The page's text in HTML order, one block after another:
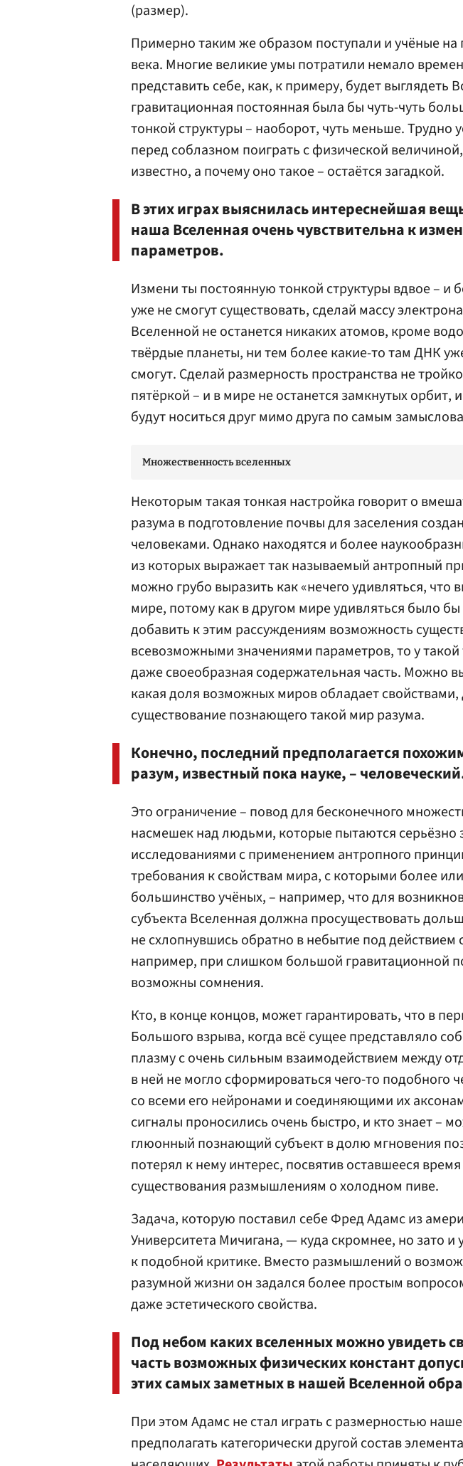
(размер).
Примерно таким же образом поступали и учёные на
века. Многие великие умы потратили немало
представить себе, как, к примеру, будет выглядеть
гравитационная постоянная была бы чуть-чуть
тонкой структуры – наоборот, чуть меньше. Трудно
перед соблазном поиграть с физической
известно, а почему оно такое – остаётся загадкой.
В этих играх выяснилась интереснейшая
наша Вселенная очень чувствительна к
параметров.
Измени ты постоянную тонкой структуры вдвое – и
уже не смогут существовать, сделай массу
Вселенной не останется никаких атомов, кроме
твёрдые планеты, ни тем более какие-то там ДНК
смогут. Сделай размерность пространства не
пятёркой – и в мире не останется замкнутых орбит,
будут носиться друг мимо друга по самым
Множественность вселенных
Некоторым такая тонкая настройка говорит о
разума в подготовление почвы для заселения
человеками. Однако находятся и более
из которых выражает так называемый антропный
можно грубо выразить как «нечего удивляться, что
мире, потому как в другом мире удивляться было
добавить к этим рассуждениям возможность
всевозможными значениями параметров, то у такой
даже своеобразная содержательная часть. Можно
какая доля возможных миров обладает
существование познающего такой мир разума.
Конечно, последний предполагается
разум, известный пока науке, –
Это ограничение – повод для бесконечного
насмешек над людьми, которые пытаются серьёзно
исследованиями с применением антропного
требования к свойствам мира, с которыми более
большинство учёных, – например, что для
субъекта Вселенная должна просуществовать
не схлопнувшись обратно в небытие под действием
например, при слишком большой гравитационной
возможны сомнения.
Кто, в конце концов, может гарантировать, что в
Большого взрыва, когда всё сущее представляло
плазму с очень сильным взаимодействием между
в ней не могло сформироваться чего-то подобного
со всеми его нейронами и соединяющими их
сигналы проносились очень быстро, и кто знает –
глюонный познающий субъект в долю мгновения
потерял к нему интерес, посвятив оставшееся время
существования размышлениям о холодном пиве.
Задача, которую поставил себе Фред Адамс из
Университета Мичигана, — куда скромнее, но зато и
к подобной критике. Вместо размышлений о
разумной жизни он задался более простым
даже эстетического свойства.
Под небом каких вселенных можно увидеть
часть возможных физических констант
этих самых заметных в нашей Вселенной
При этом Адамс не стал играть с размерностью
предполагать категорически другой состав